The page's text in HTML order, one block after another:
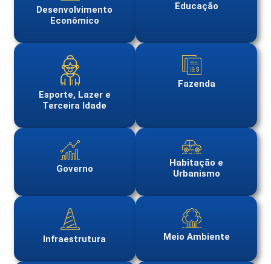
Desenvolvimento
Econômico
Educação
Esporte, Lazer e
Terceira Idade
Fazenda
Governo
Habitação e
Urbanismo
Infraestrutura Meio Ambiente